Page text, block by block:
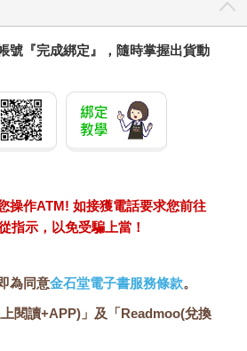
號『完成綁定』，隨時掌握出貨動
操作ATM! 如接獲電話要求您前往
指示，以免受騙上當！
為同意金石堂電子書服務條款。
閱讀+APP)」及「Readmoo(兌換